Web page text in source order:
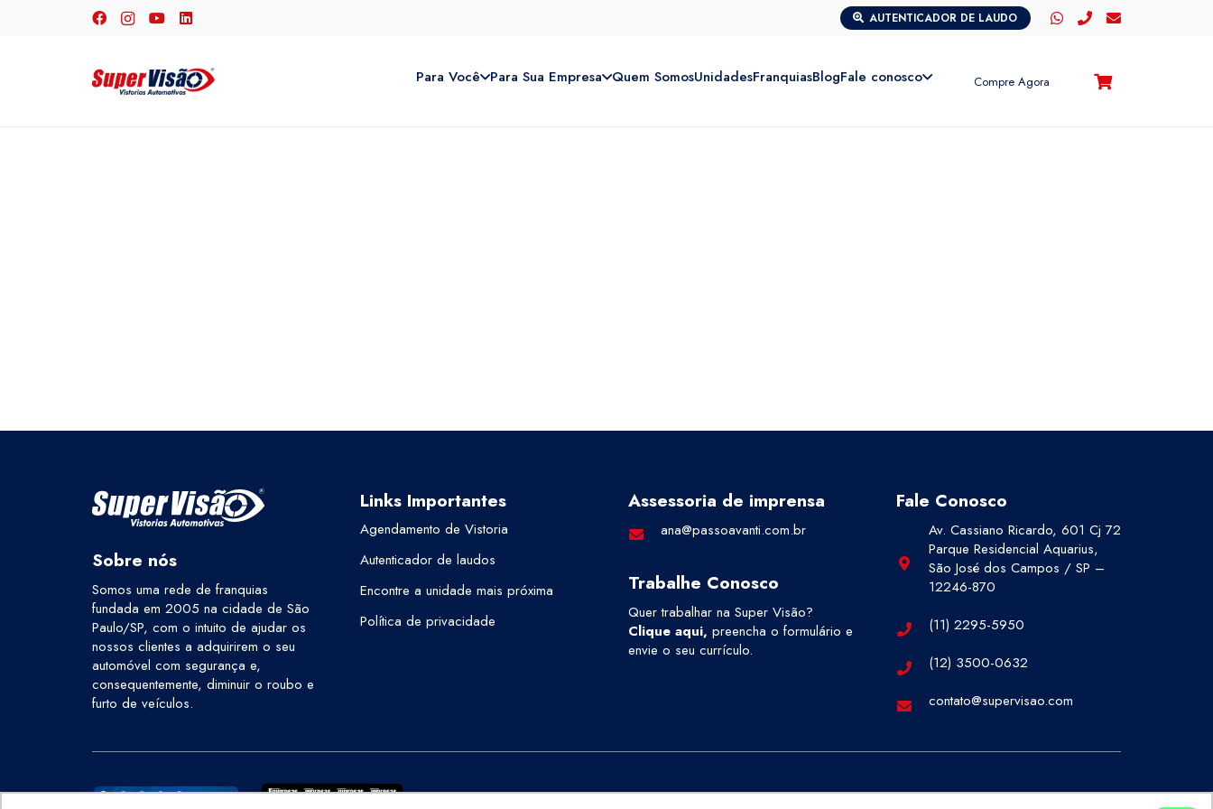
AUTENTICADOR DE LAUDO
Para Você Para Sua Empresa Quem SomosUnidadesFranquiasBlogFale conosco Compre Agora
Sobre nós
Somos uma rede de franquias
fundada em 2005 na cidade de São
Paulo/SP, com o intuito de ajudar os
nossos clientes a adquirirem o seu
automóvel com segurança e,
consequentemente, diminuir o roubo e
furto de veículos.
Links Importantes
Agendamento de Vistoria
Autenticador de laudos
Encontre a unidade mais próxima
Política de privacidade
Assessoria de imprensa
ana@passoavanti.com.br
Trabalhe Conosco
Quer trabalhar na Super Visão?
Clique aqui, preencha o formulário e
envie o seu currículo.
Fale Conosco
Av. Cassiano Ricardo, 601 Cj 72
Parque Residencial Aquarius,
São José dos Campos / SP –
12246-870
(11) 2295-5950
(12) 3500-0632
contato@supervisao.com